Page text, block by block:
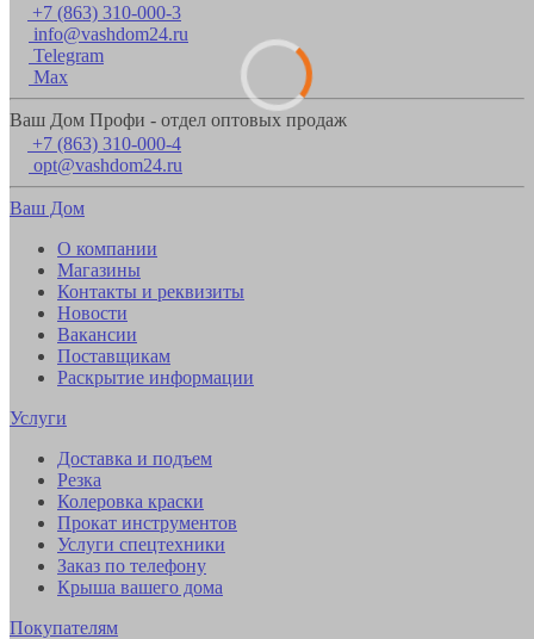
+7 (863) 310-000-3
info@vashdom24.ru
Telegram
Max
Ваш Дом Профи - отдел оптовых продаж
+7 (863) 310-000-4
opt@vashdom24.ru
Ваш Дом
О компании
Магазины
Контакты и реквизиты
Новости
Вакансии
Поставщикам
Раскрытие информации
Услуги
Доставка и подъем
Резка
Колеровка краски
Прокат инструментов
Услуги спецтехники
Заказ по телефону
Крыша вашего дома
Покупателям